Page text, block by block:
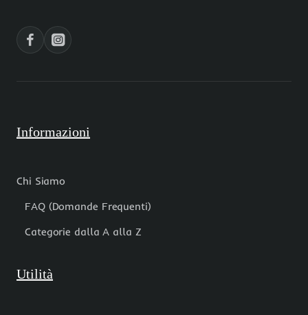
Informazioni
Chi Siamo
FAQ (Domande Frequenti)
Categorie dalla A alla Z
Utilità